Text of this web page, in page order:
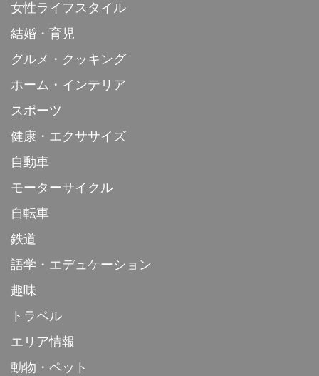
女性ライフスタイル
結婚・育児
グルメ・クッキング
ホーム・インテリア
スポーツ
健康・エクササイズ
自動車
モーターサイクル
自転車
鉄道
語学・エデュケーション
趣味
トラベル
エリア情報
動物・ペット